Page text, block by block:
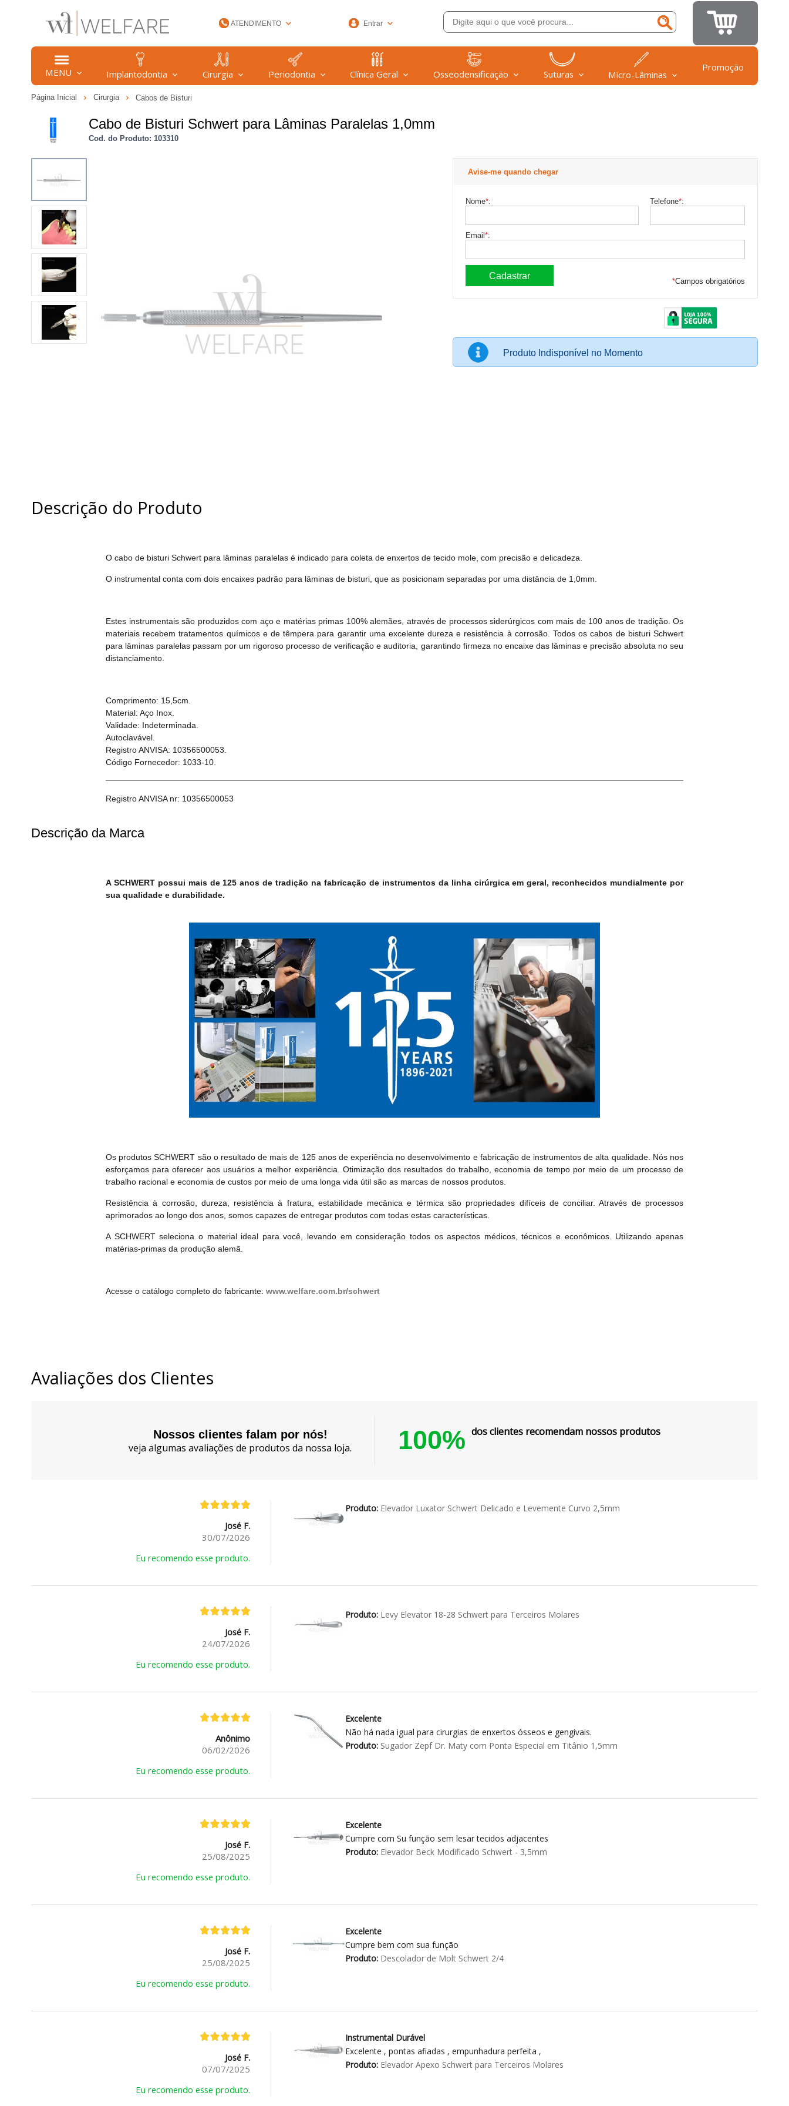
ATENDIMENTO
(47) 99608-9753
Entrar
MENU Implantodontia Cirurgia Periodontia Clínica Geral Osseodensificação Suturas Micro-Lâminas
Promoção
Página Inicial Cirurgia Cabos de Bisturi
Cabo de Bisturi Schwert para Lâminas Paralelas 1,0mm
Cod. do Produto: 103310
Avise-me quando chegar
Nome*: Telefone*:
Email *:
*Campos obrigatórios
Produto Indisponível no Momento
Descrição do Produto
O cabo de bisturi Schwert para lâminas paralelas é indicado para coleta de enxertos de tecido mole, com precisão e delicadeza.
O instrumental conta com dois encaixes padrão para lâminas de bisturi, que as posicionam separadas por uma distância de 1,0mm.
Estes instrumentais são produzidos com aço e matérias primas 100% alemães, através de processos siderúrgicos com mais de 100 anos de tradição. Os
materiais recebem tratamentos químicos e de têmpera para garantir uma excelente dureza e resistência à corrosão. Todos os cabos de bisturi Schwert
para lâminas paralelas passam por um rigoroso processo de verificação e auditoria, garantindo firmeza no encaixe das lâminas e precisão absoluta no seu
distanciamento.
Comprimento: 15,5cm.
Material: Aço Inox.
Validade: Indeterminada.
Autoclavável.
Registro ANVISA: 10356500053.
Código Fornecedor: 1033-10.
Registro ANVISA nr: 10356500053
Descrição da Marca
A SCHWERT possui mais de 125 anos de tradição na fabricação de instrumentos da linha cirúrgica em geral, reconhecidos mundialmente por
sua qualidade e durabilidade.
Os produtos SCHWERT são o resultado de mais de 125 anos de experiência no desenvolvimento e fabricação de instrumentos de alta qualidade. Nós nos
esforçamos para oferecer aos usuários a melhor experiência. Otimização dos resultados do trabalho, economia de tempo por meio de um processo de
trabalho racional e economia de custos por meio de uma longa vida útil são as marcas de nossos produtos.
Resistência à corrosão, dureza, resistência à fratura, estabilidade mecânica e térmica são propriedades difíceis de conciliar. Através de processos
aprimorados ao longo dos anos, somos capazes de entregar produtos com todas estas características.
A SCHWERT seleciona o material ideal para você, levando em consideração todos os aspectos médicos, técnicos e econômicos. Utilizando apenas
matérias-primas da produção alemã.
Acesse o catálogo completo do fabricante: www.welfare.com.br/schwert
Avaliações dos Clientes
Nossos clientes falam por nós!
veja algumas avaliações de produtos da nossa loja.
100% dos clientes recomendam nossos produtos
José F.
30/07/2026
Eu recomendo esse produto.
Produto:Elevador Luxator Schwert Delicado e Levemente Curvo 2,5mm
José F.
24/07/2026
Eu recomendo esse produto.
Produto:Levy Elevator 18-28 Schwert para Terceiros Molares
Anônimo
06/02/2026
Eu recomendo esse produto.
Excelente
Não há nada igual para cirurgias de enxertos ósseos e gengivais.
Produto:Sugador Zepf Dr. Maty com Ponta Especial em Titânio 1,5mm
José F.
25/08/2025
Eu recomendo esse produto.
Excelente
Cumpre com Su função sem lesar tecidos adjacentes
Produto:Elevador Beck Modificado Schwert - 3,5mm
José F.
25/08/2025
Eu recomendo esse produto.
Excelente
Cumpre bem com sua função
Produto:Descolador de Molt Schwert 2/4
José F.
07/07/2025
Eu recomendo esse produto.
Instrumental Durável
Excelente , pontas afiadas , empunhadura perfeita ,
Produto:Elevador Apexo Schwert para Terceiros Molares